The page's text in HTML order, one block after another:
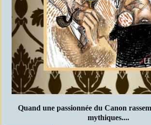
Quand une passionnée du Canon
mythiques....